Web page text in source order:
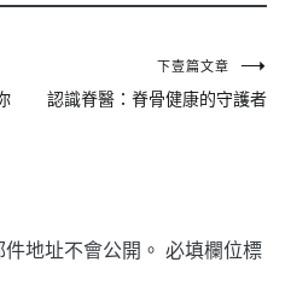
下壹篇文章
認識脊醫：脊骨健康的守護者
地址不會公開。 必填欄位標